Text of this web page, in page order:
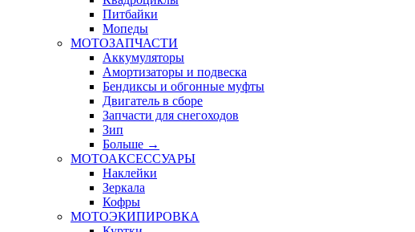
Питбайки
Мопеды
МОТОЗАПЧАСТИ
Аккумуляторы
Амортизаторы и подвеска
Бендиксы и обгонные муфты
Двигатель в сборе
Запчасти для снегоходов
Зип
Больше →
МОТОАКСЕССУАРЫ
Наклейки
Зеркала
Кофры
МОТОЭКИПИРОВКА